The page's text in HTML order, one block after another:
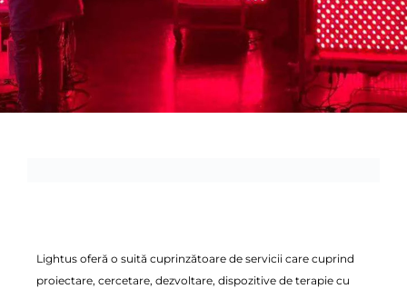
Despre noi
Lightus oferă o suită cuprinzătoare de servicii care cuprind
proiectare, cercetare, dezvoltare, dispozitive de terapie cu